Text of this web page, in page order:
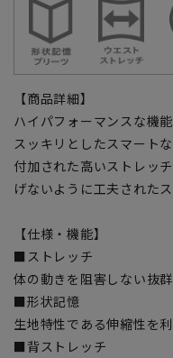
【商品詳細】
ハイパフォーマンスな機
スッキリとしたスマート
付加された高いストレッ
げないように工夫されたス
【仕様・機能】
■ストレッチ
体の動きを阻害しない抜群
■形状記憶
生地特性である伸縮性を
■背ストレッチ